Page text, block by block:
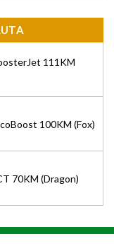
111KM
100KM (Fox)
70KM (Dragon)